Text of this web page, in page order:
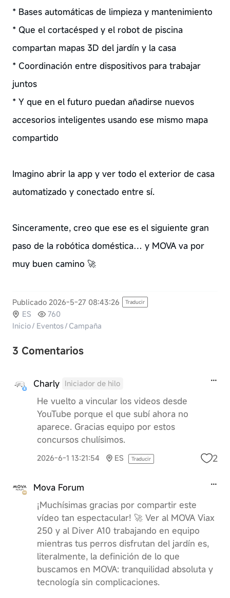
* Bases automáticas de limpieza y mantenimiento
* Que el cortacésped y el robot de piscina
compartan mapas 3D del jardín y la casa
* Coordinación entre dispositivos para trabajar
juntos
* Y que en el futuro puedan añadirse nuevos
accesorios inteligentes usando ese mismo mapa
compartido
Imagino abrir la app y ver todo el exterior de casa
automatizado y conectado entre sí.
Sinceramente, creo que ese es el siguiente gran
paso de la robótica doméstica… y MOVA va por
muy buen camino 🚀
Publicado 2026-5-27 08:43:26 Traducir
ES
760
Inicio/ Eventos/ Campaña
3 Comentarios
Charly Iniciador de hilo
He vuelto a vincular los videos desde
YouTube porque el que subí ahora no
aparece. Gracias equipo por estos
concursos chulísimos.
2026-6-1 13:21:54 ES Traducir 2
Mova Forum
¡Muchísimas gracias por compartir este
vídeo tan espectacular! 🚀 Ver al MOVA Viax
250 y al Diver A10 trabajando en equipo
mientras tus perros disfrutan del jardín es,
literalmente, la definición de lo que
buscamos en MOVA: tranquilidad absoluta y
tecnología sin complicaciones.